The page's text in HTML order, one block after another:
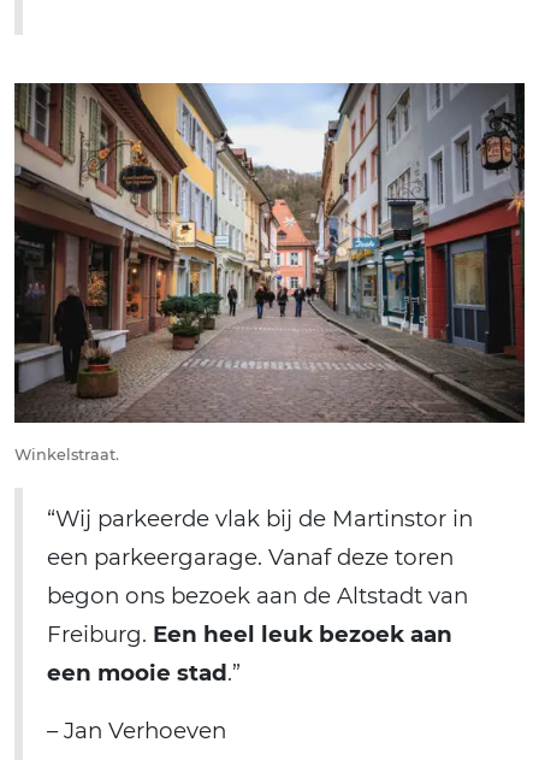
Winkelstraat.
“Wij parkeerde vlak bij de Martinstor in
een parkeergarage. Vanaf deze toren
begon ons bezoek aan de Altstadt van
Freiburg. Een heel leuk bezoek aan
een mooie stad.”
– Jan Verhoeven